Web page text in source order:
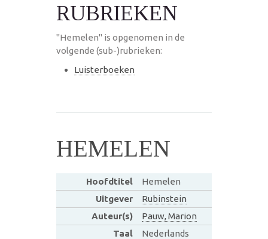
RUBRIEKEN
"Hemelen" is opgenomen in de
volgende (sub-)rubrieken:
Luisterboeken
HEMELEN
Hoofdtitel
Hemelen
Uitgever
Rubinstein
Auteur(s)
Pauw, Marion
Taal
Nederlands